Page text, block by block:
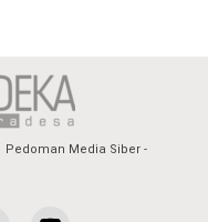
Pedoman Media Siber